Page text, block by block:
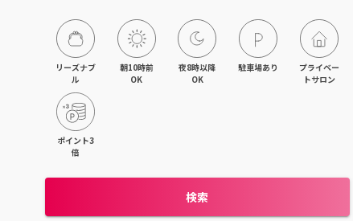
リーズナブ
ル
朝10時前
OK
夜8時以降
OK
駐車場あり
プライベー
トサロン
ポイント3
倍
検索